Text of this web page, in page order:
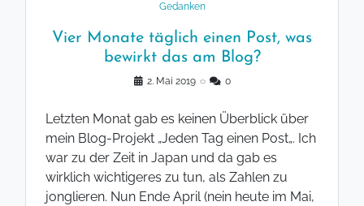
Gedanken
Vier Monate täglich einen Post, was
bewirkt das am Blog?
2. Mai 2019 ◌ 0
Letzten Monat gab es keinen Überblick über
mein Blog-Projekt „Jeden Tag einen Post„. Ich
war zu der Zeit in Japan und da gab es
wirklich wichtigeres zu tun, als Zahlen zu
jonglieren. Nun Ende April (nein heute im Mai,